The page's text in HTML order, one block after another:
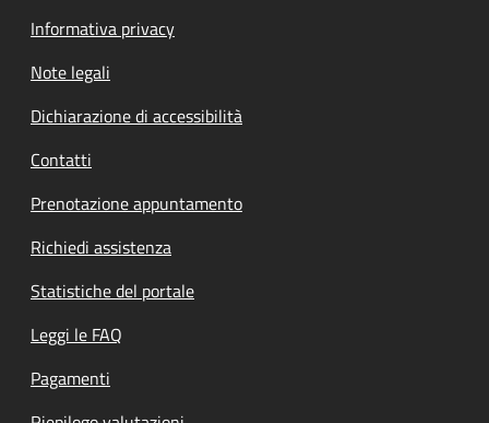
Informativa privacy
Note legali
Dichiarazione di accessibilità
Contatti
Prenotazione appuntamento
Richiedi assistenza
Statistiche del portale
Leggi le FAQ
Pagamenti